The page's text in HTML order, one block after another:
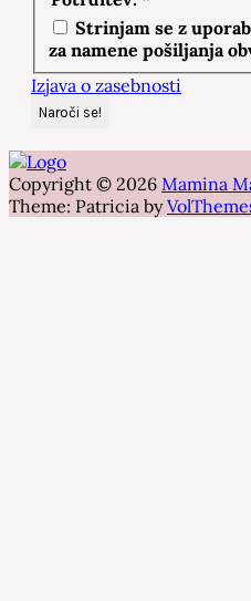
Strinjam se z
za namene pošiljanja
Izjava o zasebnosti
Copyright © 2026 Mamina
Theme: Patricia by